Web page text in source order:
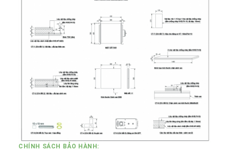
CHÍNH SÁCH BẢO HÀNH: